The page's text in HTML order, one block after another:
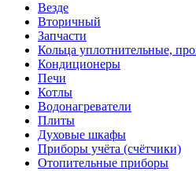
Везде
Вторичный
Запчасти
Кольца уплотнительные,
Кондиционеры
Печи
Котлы
Водонагреватели
Плиты
Духовые шкафы
Приборы учёта (счётчики)
Отопительные приборы